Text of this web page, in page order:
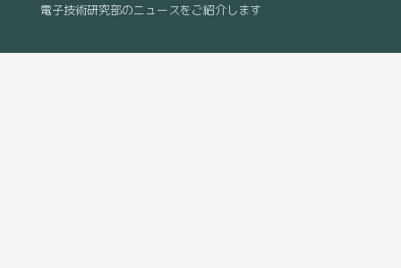
電子技術研究部のニュースをご紹介します